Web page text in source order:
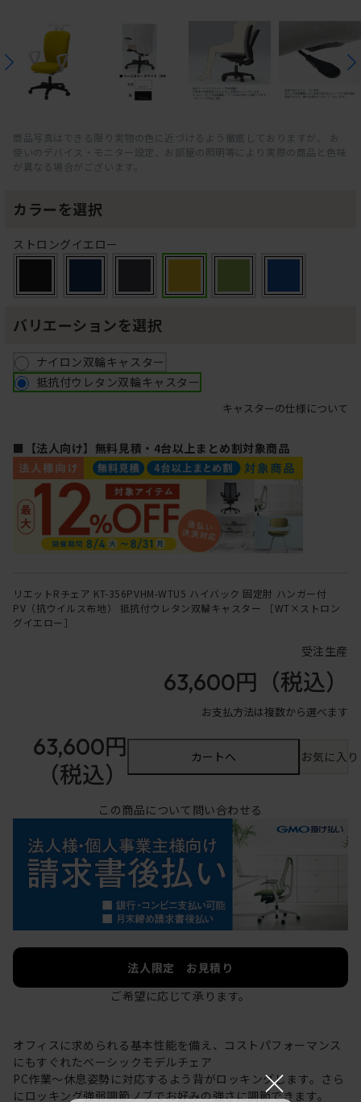
商品写真はできる限り実物の色に近づけるよう徹底しておりますが、 お
使いのデバイス・モニター設定、お部屋の照明等により実際の商品と色味
が異なる場合がございます。
カラーを選択
ストロングイエロー
バリエーションを選択
ナイロン双輪キャスター
抵抗付ウレタン双輪キャスター
キャスターの仕様について
■【法人向け】無料見積・4台以上まとめ割対象商品
リエットRチェア KT-356PVHM-WTU5 ハイバック 固定肘 ハンガー付
PV（抗ウイルス布地） 抵抗付ウレタン双輪キャスター ［WT×ストロン
グイエロー］
受注生産
63,600円 （税込）
お支払方法は複数から選べます
63,600円
（税込）
カートへ お気に入
この商品について問い合わせる
法人限定 お見積り
ご希望に応じて承ります。
オフィスに求められる基本性能を備え、コストパフォーマンス
にもすぐれたベーシックモデルチェア
PC作業～休息姿勢に対応するよう背がロッキングします。さら
にロッキング強弱調節ノブでお好みの強さに調節できます。
×